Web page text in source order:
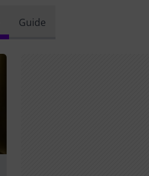
Guide